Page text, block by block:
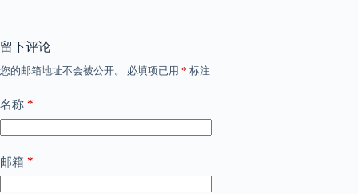
留下评论
您的邮箱地址不会被公开。 必填项已用 * 标注
名称 *
邮箱 *